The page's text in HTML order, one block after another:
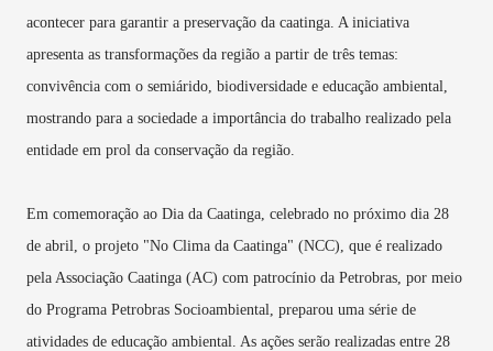
acontecer para garantir a preservação da caatinga. A iniciativa
apresenta as transformações da região a partir de três temas:
convivência com o semiárido, biodiversidade e educação ambiental,
mostrando para a sociedade a importância do trabalho realizado pela
entidade em prol da conservação da região.
Em comemoração ao Dia da Caatinga, celebrado no próximo dia 28
de abril, o projeto "No Clima da Caatinga" (NCC), que é realizado
pela Associação Caatinga (AC) com patrocínio da Petrobras, por meio
do Programa Petrobras Socioambiental, preparou uma série de
atividades de educação ambiental. As ações serão realizadas entre 28